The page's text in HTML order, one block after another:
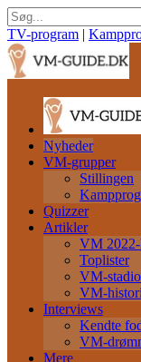
TV-program |
Nyheder
VM-grupper
Stillingen
Quizzer
Artikler
VM 2022-
Toplister
VM-
VM-
Interviews
Kendte
VM-
Mere